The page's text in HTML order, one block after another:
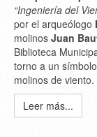
“Ingeniería del
por el arqueólogo
molinos Juan
Biblioteca
torno a un
molinos de viento.
Leer más...